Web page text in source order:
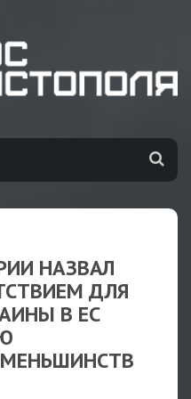
НАЗВАЛ
ДЛЯ
В ЕС